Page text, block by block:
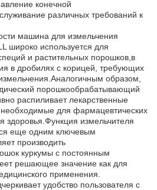
конечной
различных требований к
машина для измельчения
широко используется для
и растительных порошков,в
в дробилях с корицей, требующих
образом,
порошкообрабатывающий
распиливает лекарственные
для фармацевтических
здоровья.Функция измельчителя
еще одним ключевым
производить
куркумы с постоянным
решающее значение как для
применения.
удобство пользователя с